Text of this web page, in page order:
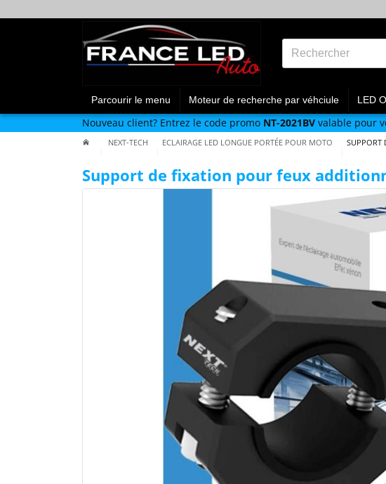
Parcourir le menu Moteur de recherche par véhciule LED
Nouveau client? Entrez le code promo NT-2021BV valable pour
NEXT-TECH ECLAIRAGE LED LONGUE PORTÉE POUR MOTO SUPPORT
Support de fixation pour feux